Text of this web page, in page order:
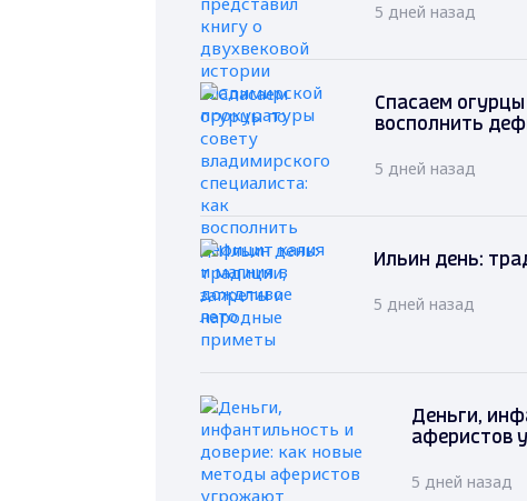
5 дней назад
Спасаем
восполнить
5 дней назад
Ильин день:
5 дней назад
Деньги,
аферистов
5 дней назад